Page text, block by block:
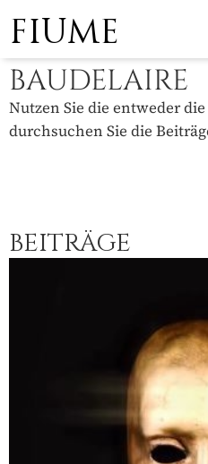
FIUME
BAUDELAIRE
Nutzen Sie die entweder
durchsuchen Sie die
BEITRÄGE